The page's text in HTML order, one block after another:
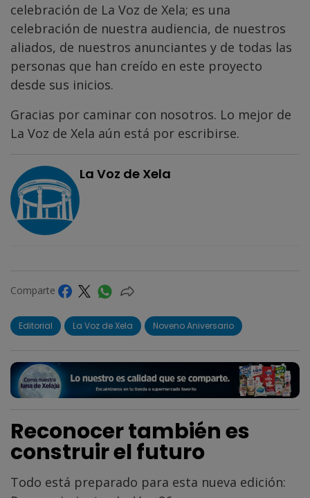
celebración de La Voz de Xela; es una
celebración de nuestra audiencia, de nuestros
aliados, de nuestros anunciantes y de todas las
personas que han creído en este proyecto
desde sus inicios.
Gracias por caminar con nosotros. Lo mejor de
La Voz de Xela aún está por escribirse.
La Voz de Xela
Comparte
Editorial La Voz de Xela Noveno Aniversario
Reconocer también es
construir el futuro
Todo está preparado para esta nueva edición: